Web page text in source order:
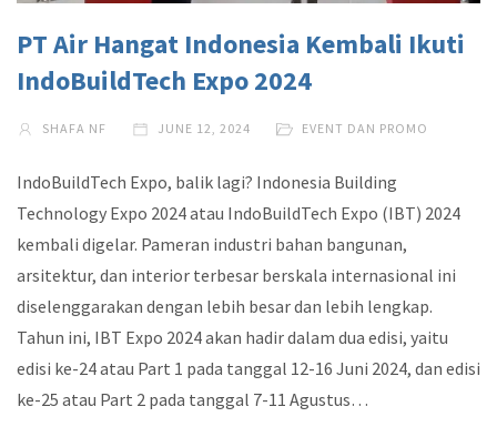
PT Air Hangat Indonesia Kembali Ikuti
IndoBuildTech Expo 2024
SHAFA NF JUNE 12, 2024 EVENT DAN PROMO
IndoBuildTech Expo, balik lagi? Indonesia Building
Technology Expo 2024 atau IndoBuildTech Expo (IBT) 2024
kembali digelar. Pameran industri bahan bangunan,
arsitektur, dan interior terbesar berskala internasional ini
diselenggarakan dengan lebih besar dan lebih lengkap.
Tahun ini, IBT Expo 2024 akan hadir dalam dua edisi, yaitu
edisi ke-24 atau Part 1 pada tanggal 12-16 Juni 2024, dan edisi
ke-25 atau Part 2 pada tanggal 7-11 Agustus…